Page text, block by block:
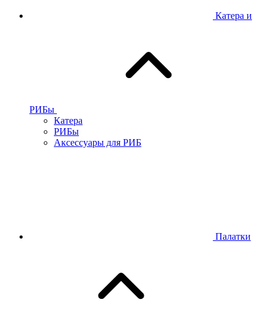
Катера и
РИБы
Катера
РИБы
Аксессуары для РИБ
Палатки